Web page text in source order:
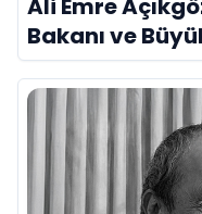
Ali Emre
Bakanı ve
Bir Araya Geldi